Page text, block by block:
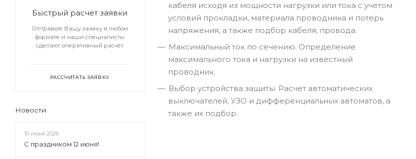
кабеля исходя из мощности нагрузки или тока с учетом
условий прокладки, материала проводника и потерь
напряжения, а также подбор кабеля, провода.
Максимальный ток по сечению. Определение
максимального тока и нагрузки на известный
проводник.
Выбор устройства защиты. Расчет автоматических
выключателей, УЗО и дифференциальных автоматов, а
также их подбор.
Быстрый расчёт заявки
Отправьте Вашу заявку в любом
формате и наши специалисты
сделают оперативный расчёт
РАССЧИТАТЬ ЗАЯВКУ
Новости
10 июня 2026
С праздником 12 июня!